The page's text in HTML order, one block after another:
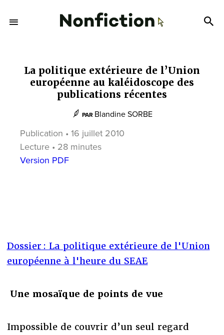
La politique extérieure de l’Union
européenne au kaléidoscope des
publications récentes
PAR Blandine SORBE
Publication • 16 juillet 2010
Lecture • 28 minutes
Version PDF
Dossier : La politique extérieure de l'Union
européenne à l'heure du SEAE
Une mosaïque de points de vue
Impossible de couvrir d’un seul regard